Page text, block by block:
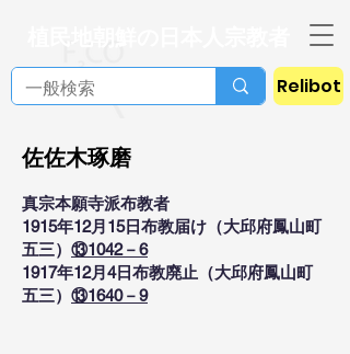
Relibot
佐佐木琢磨
真宗本願寺派布教者
1915年12月15日布教届け（大邱府鳳山町
五三） ⑬1042－6
1917年12月4日布教廃止（大邱府鳳山町
五三） ⑬1640－9